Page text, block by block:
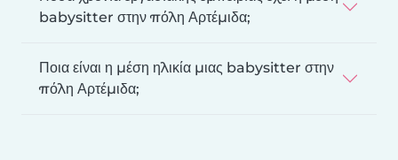
babysitter στην πόλη Αρτέμιδα;
Ποια είναι η μέση ηλικία μιας babysitter στην
πόλη Αρτέμιδα;